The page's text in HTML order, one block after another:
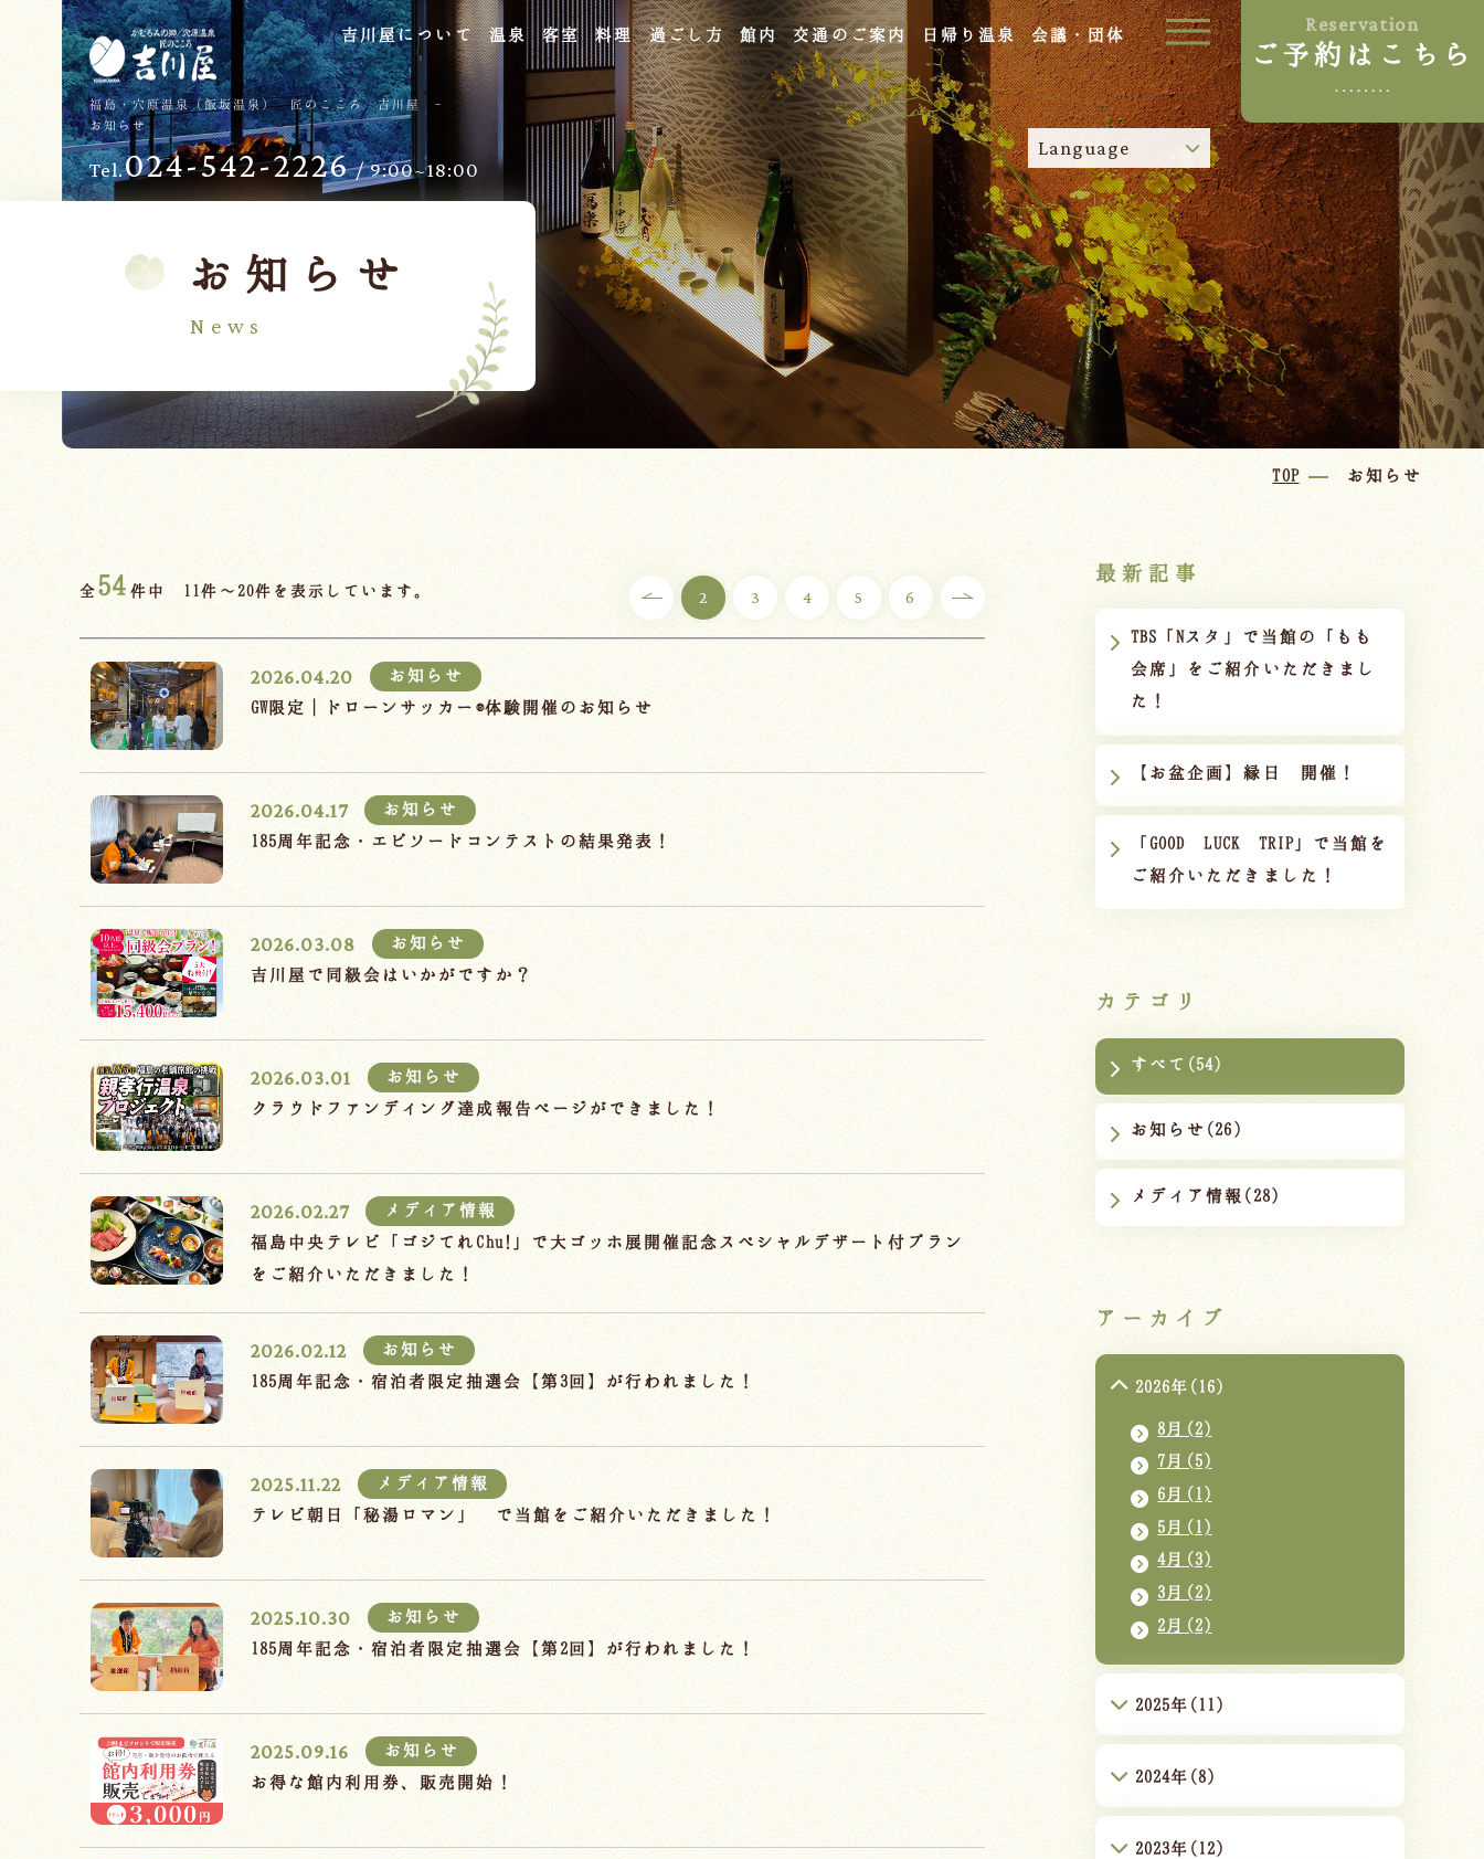
福島・穴原温泉（飯坂温泉） 匠のこころ 吉川屋 -
お知らせ
吉川屋について 温泉 客室 料理 過ごし方 館内 交通のご案内 日帰り温泉 会議・団体 Reservation
ご予約はこちら
Language
Tel.024-542-2226/ 9:00~18:00
お知らせ
News
TOP お知らせ
全 54 件中 11件～20件を表示しています。 2 3 4 5 6
2026.04.20
お知らせ
GW限定｜ドローンサッカー®体験開催のお知らせ
2026.04.17
お知らせ
185周年記念・エピソードコンテストの結果発表！
2026.03.08
お知らせ
吉川屋で同級会はいかがですか？
2026.03.01
お知らせ
クラウドファンディング達成報告ページができました！
2026.02.27
メディア情報
福島中央テレビ「ゴジてれChu!」で大ゴッホ展開催記念スペシャルデザート付プラン
をご紹介いただきました！
2026.02.12
お知らせ
185周年記念・宿泊者限定抽選会【第3回】が行われました！
2025.11.22
メディア情報
テレビ朝日「秘湯ロマン」 で当館をご紹介いただきました！
2025.10.30
お知らせ
185周年記念・宿泊者限定抽選会【第2回】が行われました！
2025.09.16
お知らせ
お得な館内利用券、販売開始！
最新記事
TBS「Nスタ」で当館の「もも
会席」をご紹介いただきまし
た！
【お盆企画】縁日 開催！
「GOOD LUCK TRIP」で当館を
ご紹介いただきました！
カテゴリ
すべて(54)
お知らせ(26)
メディア情報(28)
アーカイブ
2026年(16)
8月(2)
7月(5)
6月(1)
5月(1)
4月(3)
3月(2)
2月(2)
2025年(11)
2024年(8)
2023年(12)
TOP
吉川屋について
温泉
せせらぎの杜
過ごし方
お子様向けサービス
バリアフリー
交通のご案内
吉川屋で過ごす特別な日
よくあるご質問
お問い合わせ
ご宿泊予約
予約確認・変更・キャンセル
キャンセルポリシー
宿泊約款
オンラインショップ
吉川屋×温泉むすめ
Follow us
ご宿泊プラン
お部屋からプランを選ぶ
空室カレンダーから選ぶ
Tel.024-542-2226/
9:00~18:00
Language